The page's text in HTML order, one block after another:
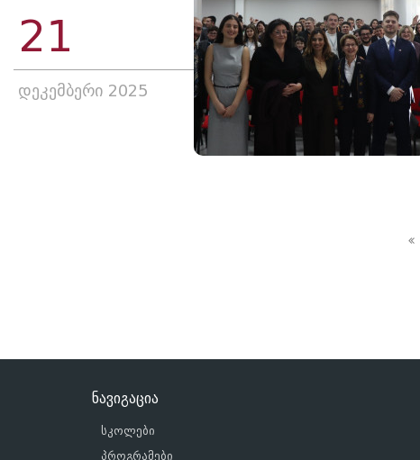
21
დეკემბერი 2025
ნავიგაცია
სკოლები
პროგრამები